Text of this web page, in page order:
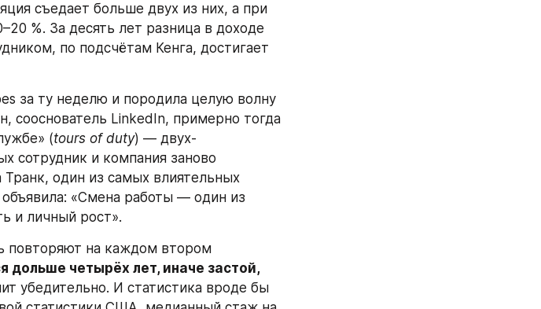
съедает больше двух из них, а при
%. За десять лет разница в доходе
по подсчётам Кенга, достигает
за ту неделю и породила целую волну
сооснователь LinkedIn, примерно тогда
(tours of duty) — двух-
сотрудник и компания заново
Транк, один из самых влиятельных
«Смена работы — один из
и личный рост».
повторяют на каждом втором
дольше четырёх лет, иначе застой,
убедительно. И статистика вроде бы